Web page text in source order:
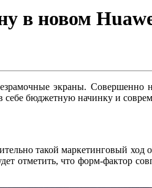
в новом
экраны. Совершенно
бюджетную начинку и
такой маркетинговый
отметить, что форм-фактор